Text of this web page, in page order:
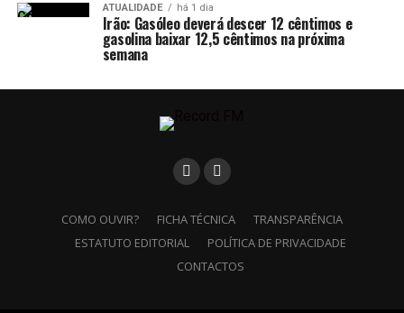
ATUALIDADE há 1 dia
Irão: Gasóleo deverá descer 12 cêntimos e
gasolina baixar 12,5 cêntimos na próxima
semana
COMO OUVIR? FICHA TÉCNICA
TRANSPARÊNCIA
ESTATUTO EDITORIAL
POLÍTICA DE PRIVACIDADE
CONTACTOS